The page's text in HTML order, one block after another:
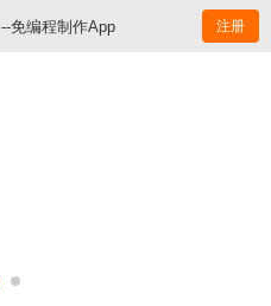
--免编程制作App 注册